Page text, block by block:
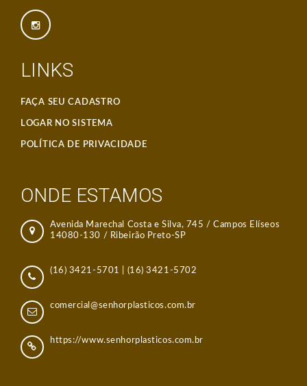
LINKS
FAÇA SEU CADASTRO
LOGAR NO SISTEMA
POLÍTICA DE PRIVACIDADE
ONDE ESTAMOS
Avenida Marechal Costa e Silva, 745 / Campos Elíseos
14080-130 / Ribeirão Preto-SP
(16) 3421-5701 (16) 3421-5702
comercial@senhorplasticos.com.br
https://www.senhorplasticos.com.br